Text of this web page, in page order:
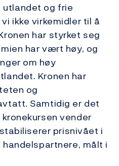
utlandet og frie
ikke virkemidler til å
har styrket seg
har vært høy, og
om høy
Kronen har
og
Samtidig er det
vender
prisnivået i
målt i